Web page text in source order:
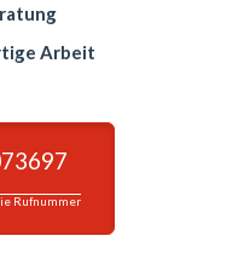
Arbeit
Rufnummer